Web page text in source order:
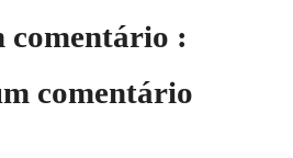
comentário :
comentário